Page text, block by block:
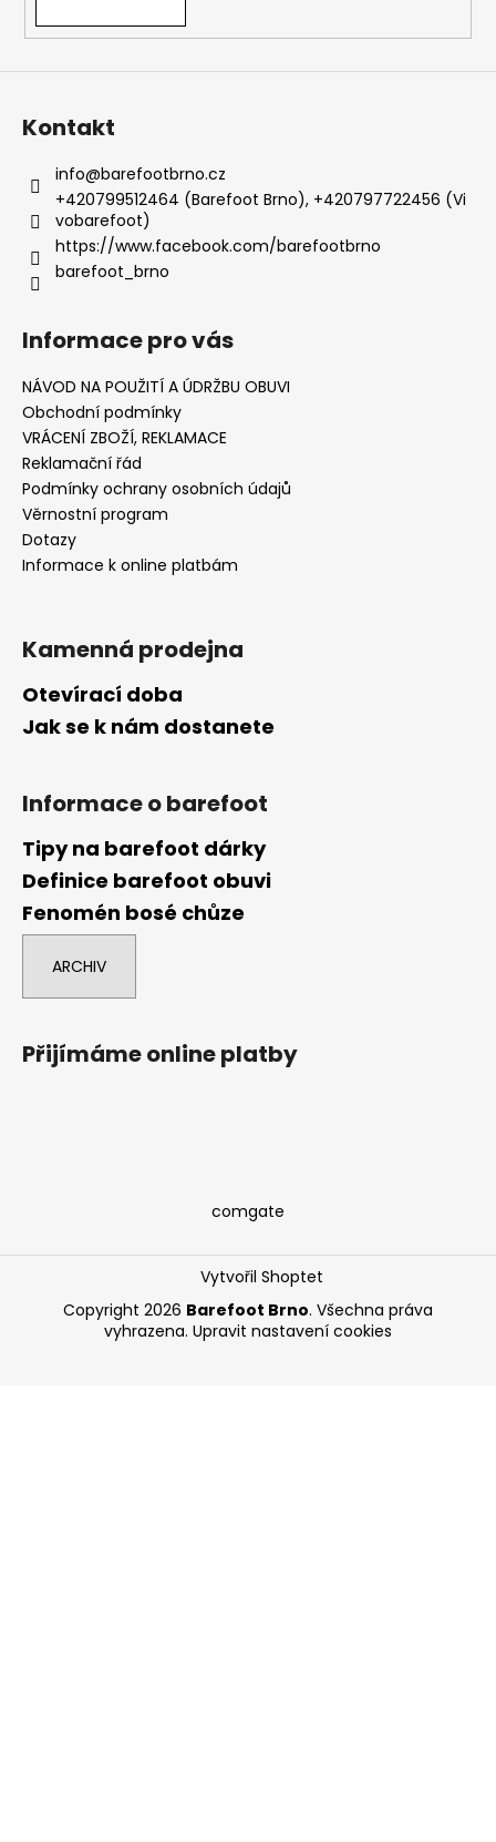
Kontakt
info@barefootbrno.cz
+420799512464 (Barefoot Brno), +420797722456 (Vi
vobarefoot)
https://www.facebook.com/barefootbrno
barefoot_brno
Informace pro vás
NÁVOD NA POUŽITÍ A ÚDRŽBU OBUVI
Obchodní podmínky
VRÁCENÍ ZBOŽÍ, REKLAMACE
Reklamační řád
Podmínky ochrany osobních údajů
Věrnostní program
Dotazy
Informace k online platbám
Kamenná prodejna
Otevírací doba
Jak se k nám dostanete
Informace o barefoot
Tipy na barefoot dárky
Definice barefoot obuvi
Fenomén bosé chůze
ARCHIV
Přijímáme online platby
comgate
Vytvořil Shoptet
Copyright 2026 Barefoot Brno. Všechna práva
vyhrazena. Upravit nastavení cookies